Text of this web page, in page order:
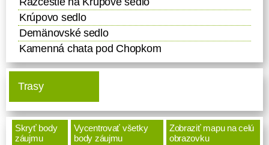
Krúpovo sedlo
Demänovské sedlo
Kamenná chata pod Chopkom
Trasy
Skryť body
záujmu
Vycentrovať všetky
body záujmu
Zobraziť mapu na celú
obrazovku